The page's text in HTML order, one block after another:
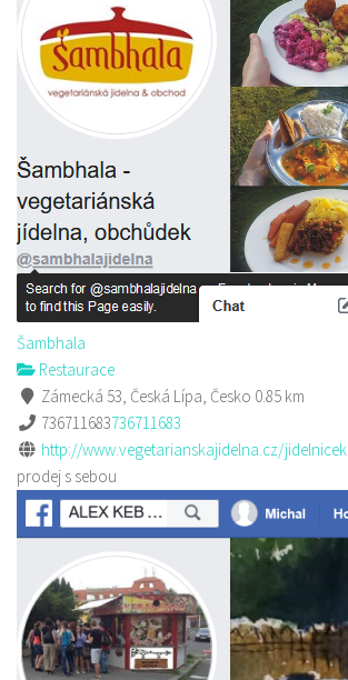
Šambhala
Restaurace
Zámecká 53, Česká Lípa, Česko 0.85 km
736711683736711683
http://www.vegetarianskajidelna.cz/jidelnicek
prodej s sebou